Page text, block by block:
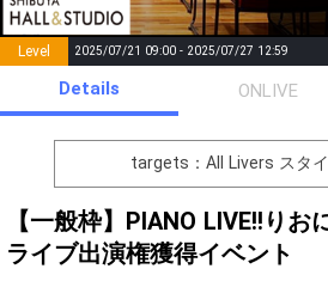
Level 2025/07/21 09:00 - 2025/07/27 12:59
Points List of Goal
0 Event Begins!
オリジナルアバター制
得！
Gifting
Details ONLIVE
targets：All Livers スタ
【一般枠】PIANO LIVE!!り
ライブ出演権獲得イベント